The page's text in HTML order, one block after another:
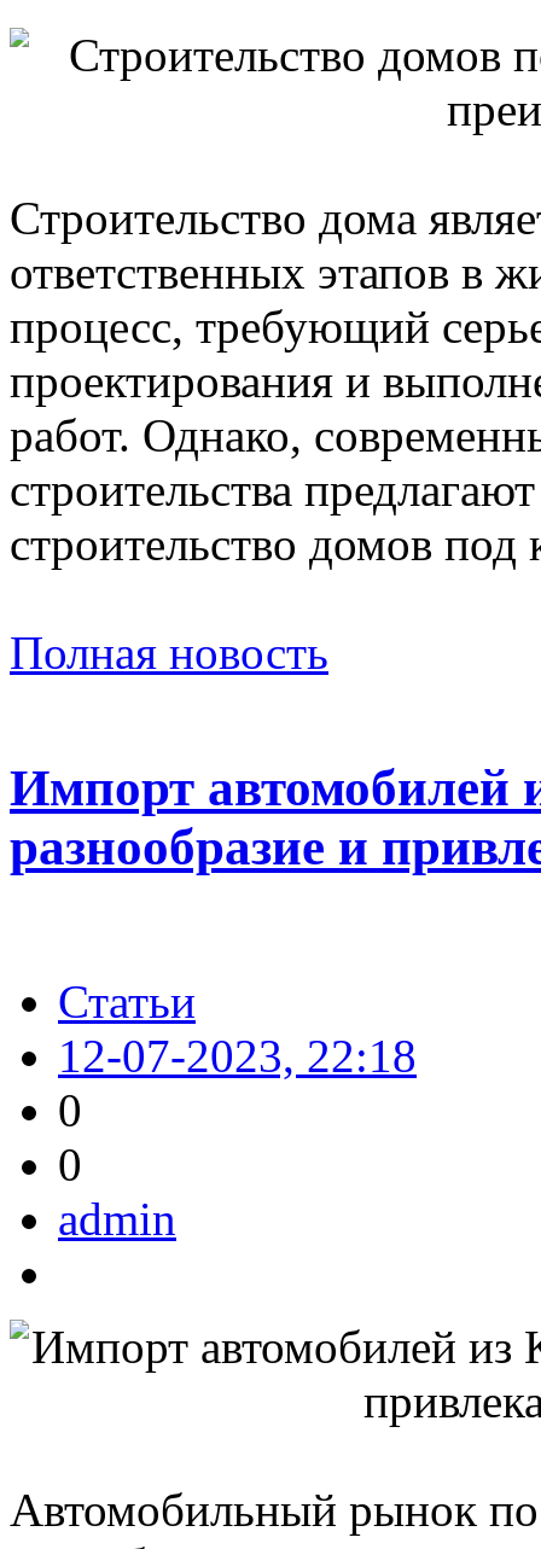
Строительство дома
ответственных этапов в
процесс, требующий
проектирования и
работ. Однако,
строительства
строительство домов под
Полная новость
Импорт автомобилей
разнообразие и
Статьи
12-07-2023, 22:18
0
0
admin
Автомобильный рынок